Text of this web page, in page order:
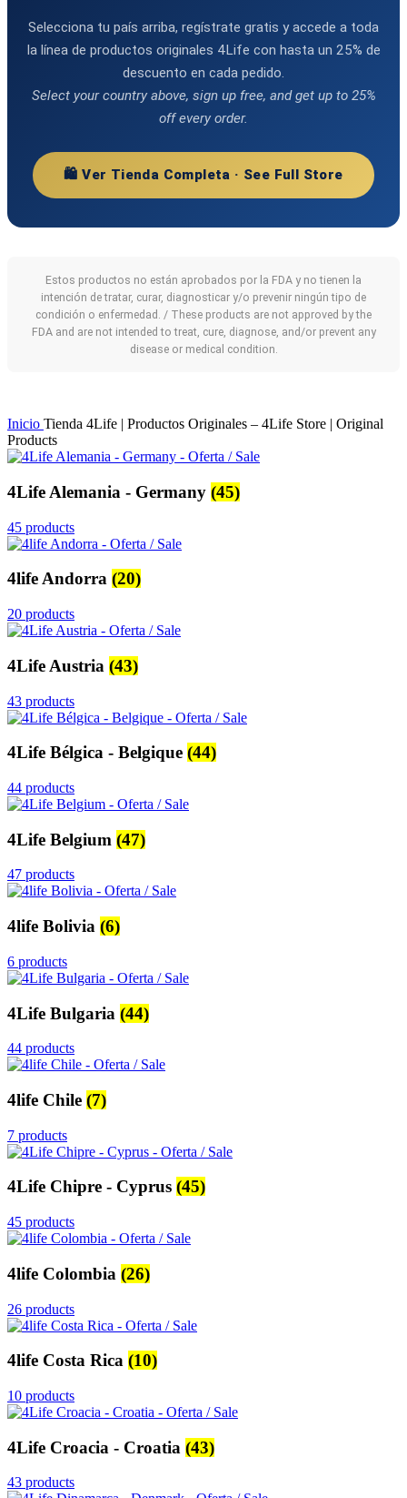
Selecciona tu país arriba, regístrate gratis y accede a toda
la línea de productos originales 4Life con hasta un 25% de
descuento en cada pedido.
Select your country above, sign up free, and get up to 25%
off every order.
🛍️ Ver Tienda Completa · See Full Store
Estos productos no están aprobados por la FDA y no tienen la
intención de tratar, curar, diagnosticar y/o prevenir ningún tipo de
condición o enfermedad. / These products are not approved by the
FDA and are not intended to treat, cure, diagnose, and/or prevent any
disease or medical condition.
Inicio Tienda 4Life | Productos Originales – 4Life Store | Original
Products
4Life Alemania - Germany (45)
45 products
4life Andorra (20)
20 products
4Life Austria (43)
43 products
4Life Bélgica - Belgique (44)
44 products
4Life Belgium (47)
47 products
4life Bolivia (6)
6 products
4Life Bulgaria (44)
44 products
4life Chile (7)
7 products
4Life Chipre - Cyprus (45)
45 products
4life Colombia (26)
26 products
4life Costa Rica (10)
10 products
4Life Croacia - Croatia (43)
43 products